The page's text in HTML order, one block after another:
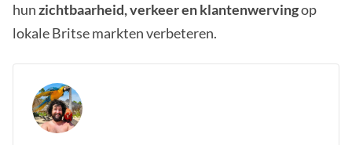
hunzichtbaarheid, verkeer en klantenwervingop
lokale Britse markten verbeteren.